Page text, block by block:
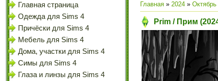
Главная страница
Одежда для Sims 4
Причёски для Sims 4
Мебель для Sims 4
Дома, участки для Sims 4
Симы для Sims 4
Глаза и линзы для Sims 4
Главная » 2024 » Октябрь
Prim / Прим